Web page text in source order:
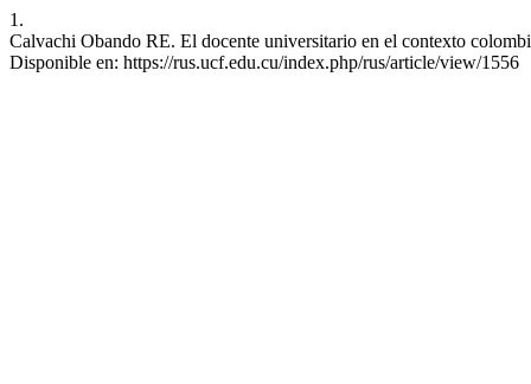
1.
Calvachi Obando RE. El docente universitario en el contexto
Disponible en: https://rus.ucf.edu.cu/index.php/rus/article/view/1556